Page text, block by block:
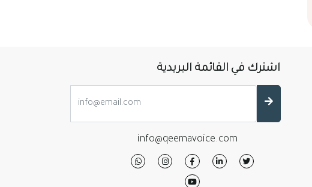
اشترك في القائمة البريدية
info@qeemavoice.com